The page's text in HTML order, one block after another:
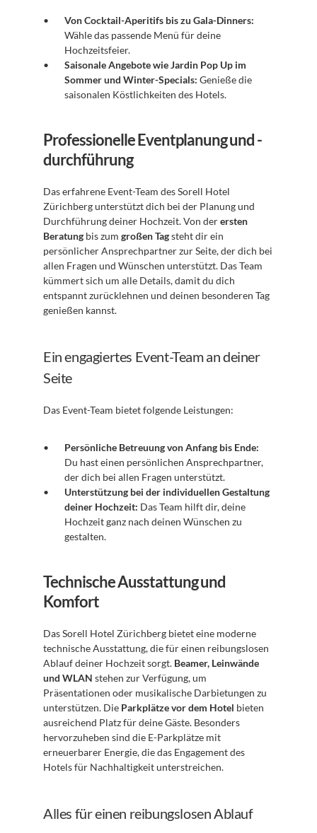
Von Cocktail-Aperitifs bis zu Gala-Dinners:
Wähle das passende Menü für deine
Hochzeitsfeier.
Saisonale Angebote wie Jardin Pop Up im
Sommer und Winter-Specials: Genieße die
saisonalen Köstlichkeiten des Hotels.
Professionelle Eventplanung und -
durchführung
Das erfahrene Event-Team des Sorell Hotel
Zürichberg unterstützt dich bei der Planung und
Durchführung deiner Hochzeit. Von der ersten
Beratung bis zum großen Tag steht dir ein
persönlicher Ansprechpartner zur Seite, der dich bei
allen Fragen und Wünschen unterstützt. Das Team
kümmert sich um alle Details, damit du dich
entspannt zurücklehnen und deinen besonderen Tag
genießen kannst.
Ein engagiertes Event-Team an deiner
Seite
Das Event-Team bietet folgende Leistungen:
Persönliche Betreuung von Anfang bis Ende:
Du hast einen persönlichen Ansprechpartner,
der dich bei allen Fragen unterstützt.
Unterstützung bei der individuellen Gestaltung
deiner Hochzeit: Das Team hilft dir, deine
Hochzeit ganz nach deinen Wünschen zu
gestalten.
Technische Ausstattung und
Komfort
Das Sorell Hotel Zürichberg bietet eine moderne
technische Ausstattung, die für einen reibungslosen
Ablauf deiner Hochzeit sorgt. Beamer, Leinwände
und WLAN stehen zur Verfügung, um
Präsentationen oder musikalische Darbietungen zu
unterstützen. Die Parkplätze vor dem Hotel bieten
ausreichend Platz für deine Gäste. Besonders
hervorzuheben sind die E-Parkplätze mit
erneuerbarer Energie, die das Engagement des
Hotels für Nachhaltigkeit unterstreichen.
Alles für einen reibungslosen Ablauf